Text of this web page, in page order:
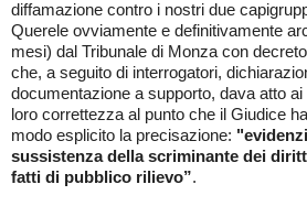
diffamazione contro i nostri due
Querele ovviamente e definitivamente
mesi) dal Tribunale di Monza con
che, a seguito di interrogatori,
documentazione a supporto, dava atto
loro correttezza al punto che il Giudice
modo esplicito la precisazione:
sussistenza della scriminante dei
fatti di pubblico rilievo”.